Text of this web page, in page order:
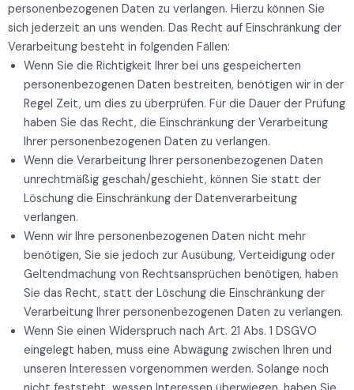
personenbezogenen Daten zu verlangen. Hierzu können Sie
sich jederzeit an uns wenden. Das Recht auf Einschränkung der
Verarbeitung besteht in folgenden Fällen:
Wenn Sie die Richtigkeit Ihrer bei uns gespeicherten
personenbezogenen Daten bestreiten, benötigen wir in der
Regel Zeit, um dies zu überprüfen. Für die Dauer der Prüfung
haben Sie das Recht, die Einschränkung der Verarbeitung
Ihrer personenbezogenen Daten zu verlangen.
Wenn die Verarbeitung Ihrer personenbezogenen Daten
unrechtmäßig geschah/geschieht, können Sie statt der
Löschung die Einschränkung der Datenverarbeitung
verlangen.
Wenn wir Ihre personenbezogenen Daten nicht mehr
benötigen, Sie sie jedoch zur Ausübung, Verteidigung oder
Geltendmachung von Rechtsansprüchen benötigen, haben
Sie das Recht, statt der Löschung die Einschränkung der
Verarbeitung Ihrer personenbezogenen Daten zu verlangen.
Wenn Sie einen Widerspruch nach Art. 21 Abs. 1 DSGVO
eingelegt haben, muss eine Abwägung zwischen Ihren und
unseren Interessen vorgenommen werden. Solange noch